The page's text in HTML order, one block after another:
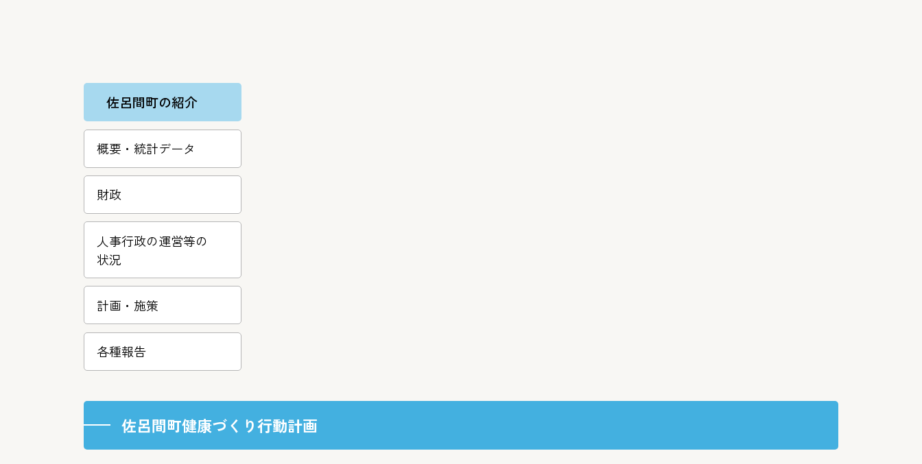
佐呂間町健康づくり行動計画
佐呂間町の紹介
概要・統計データ
財政
人事行政の運営等の
状況
計画・施策
各種報告